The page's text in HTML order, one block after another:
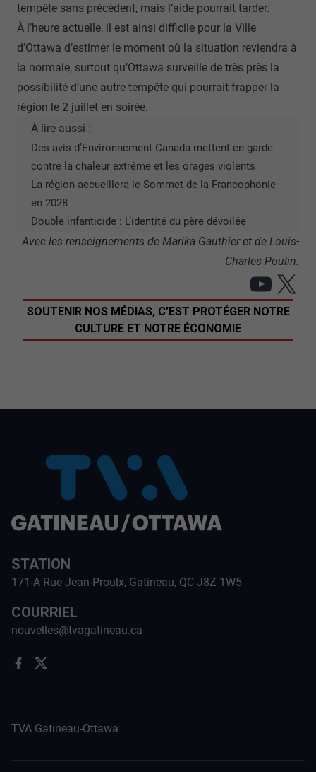
tempête sans précédent, mais l’aide pourrait tarder.
À l’heure actuelle, il est ainsi difficile pour la Ville
d’Ottawa d’estimer le moment où la situation reviendra à
la normale, surtout qu’Ottawa surveille de très près la
possibilité d’une autre tempête qui pourrait frapper la
région le 2 juillet en soirée.
À lire aussi :
Des avis d’Environnement Canada mettent en garde
contre la chaleur extrême et les orages violents
La région accueillera le Sommet de la Francophonie
en 2028
Double infanticide : L’identité du père dévoilée
Avec les renseignements de Marika Gauthier et de Louis-
Charles Poulin.
X
SOUTENIR NOS MÉDIAS, C’EST PROTÉGER NOTRE
CULTURE ET NOTRE ÉCONOMIE
STATION
171-A Rue Jean-Proulx, Gatineau, QC J8Z 1W5
COURRIEL
nouvelles@tvagatineau.ca
TVA Gatineau-Ottawa